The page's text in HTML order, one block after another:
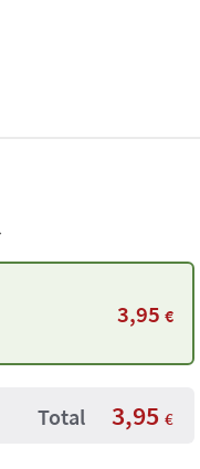
3,95 €
Total 3,95 €